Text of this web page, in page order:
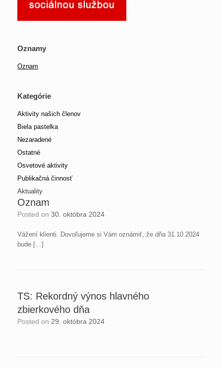
Oznamy
Oznam
Kategórie
Aktivity našich členov
Biela pastelka
Nezaradené
Ostatné
Osvetové aktivity
Publikačná činnosť
Aktuality
Oznam
Posted on 30. októbra 2024
Vážení klienti. Dovoľujeme si Vám oznámiť, že dňa 31.10.2024
bude […]
TS: Rekordný výnos hlavného
zbierkového dňa
Posted on 29. októbra 2024